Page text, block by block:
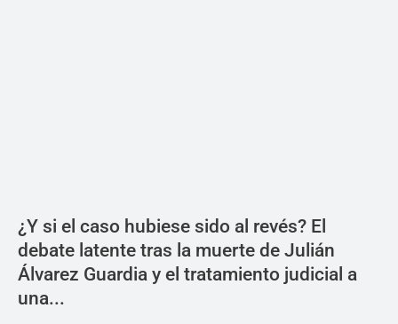
¿Y si el caso hubiese sido al revés? El
debate latente tras la muerte de Julián
Álvarez Guardia y el tratamiento judicial a
una...